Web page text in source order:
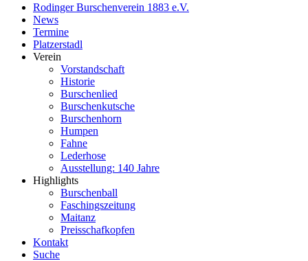
Rodinger Burschenverein 1883 e.V.
News
Termine
Platzerstadl
Verein
Vorstandschaft
Historie
Burschenlied
Burschenkutsche
Burschenhorn
Humpen
Fahne
Lederhose
Ausstellung: 140 Jahre
Highlights
Burschenball
Faschingszeitung
Maitanz
Preisschafkopfen
Kontakt
Suche